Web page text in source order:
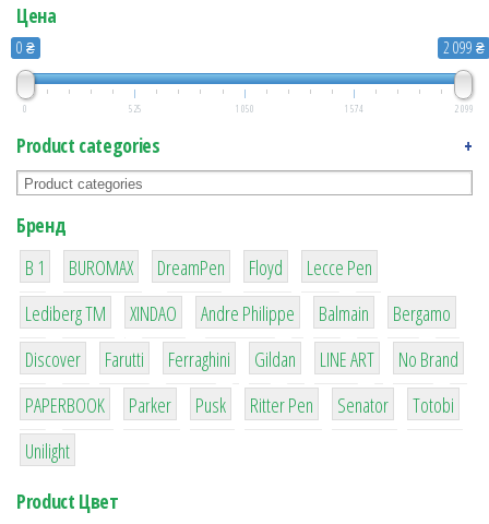
Цена
0 ₴ 2 099 ₴
0 525 1 050 1 574 2 099
Product categories +
Бренд
B 1
1
BUROMAX
1
DreamPen
2
Floyd
2
Lecce Pen
3
Lediberg ТМ
3
XINDAO
1
Andre Philippe
4
Balmain
26
Bergamo
64
Discover
299
Farutti
4
Ferraghini
42
Gildan
4
LINE ART
90
No Brand
8
PAPERBOOK
6
Parker
2
Pusk
22
Ritter Pen
15
Senator
43
Totobi
1
Unilight
Product Цвет